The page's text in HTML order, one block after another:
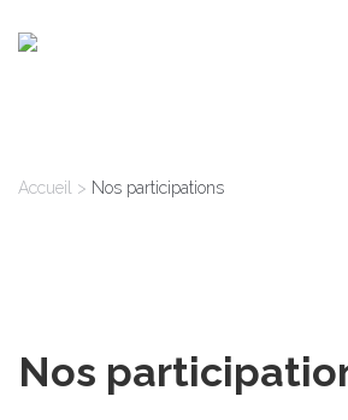
Accueil > Nos participations
Nos